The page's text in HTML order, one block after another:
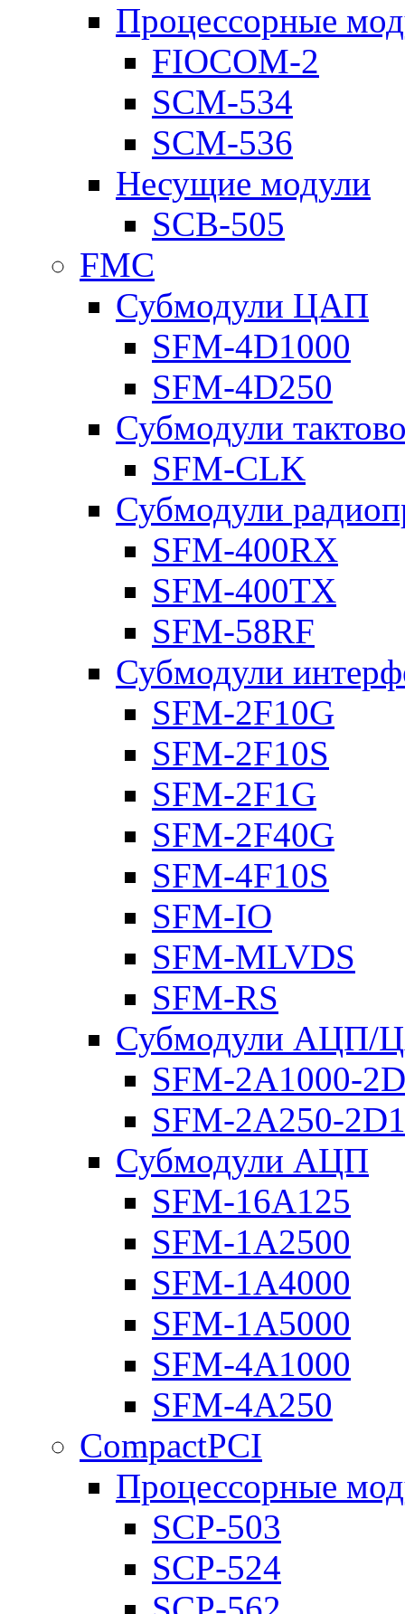
Процессорные
FIOCOM-2
SCM-534
SCM-536
Несущие модули
SCB-505
FMC
Субмодули ЦАП
SFM-4D1000
SFM-4D250
Субмодули
SFM-CLK
Субмодули
SFM-400RX
SFM-400TX
SFM-58RF
Субмодули
SFM-2F10G
SFM-2F10S
SFM-2F1G
SFM-2F40G
SFM-4F10S
SFM-IO
SFM-MLVDS
SFM-RS
Субмодули АЦП/
SFM-2A1000-
SFM-2A250-
Субмодули АЦП
SFM-16A125
SFM-1A2500
SFM-1A4000
SFM-1A5000
SFM-4A1000
SFM-4A250
CompactPCI
Процессорные
SCP-503
SCP-524